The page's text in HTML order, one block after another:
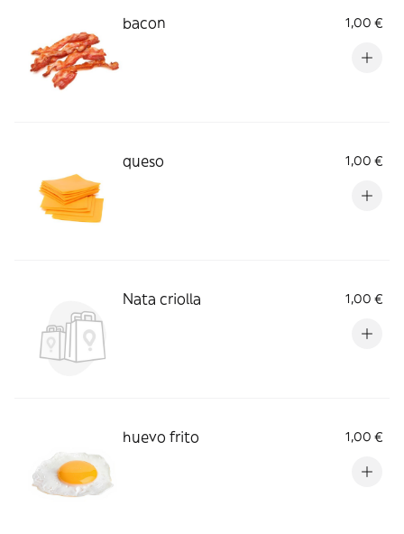
bacon 1,00 €
queso 1,00 €
Nata criolla 1,00 €
huevo frito 1,00 €